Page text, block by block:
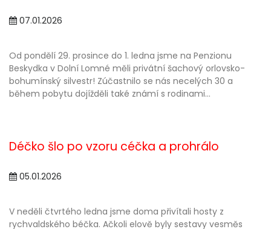
07.01.2026
Od pondělí 29. prosince do 1. ledna jsme na Penzionu
Beskydka v Dolní Lomné měli privátní šachový orlovsko-
bohumínský silvestr! Zúčastnilo se nás necelých 30 a
během pobytu dojížděli také známí s rodinami...
Déčko šlo po vzoru céčka a prohrálo
05.01.2026
V neděli čtvrtého ledna jsme doma přivítali hosty z
rychvaldského béčka. Ačkoli elově byly sestavy vesměs